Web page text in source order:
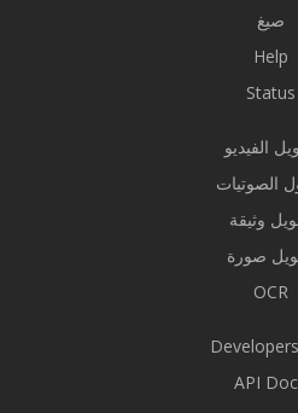
صيغ
Help
Status
الفيديو
الصوتيات
وثيقة
صورة
OCR
API